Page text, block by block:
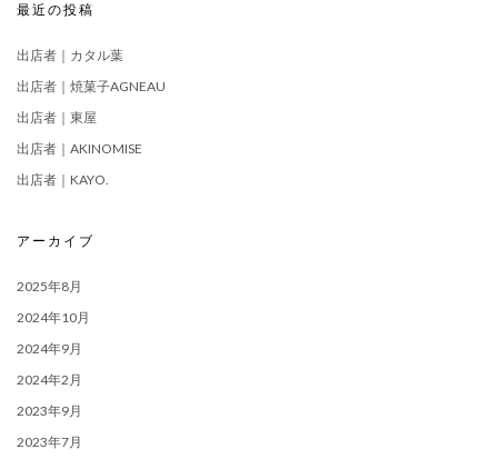
最近の投稿
出店者｜カタル葉
出店者｜焼菓子AGNEAU
出店者｜東屋
出店者｜AKINOMISE
出店者｜KAYO.
アーカイブ
2025年8月
2024年10月
2024年9月
2024年2月
2023年9月
2023年7月